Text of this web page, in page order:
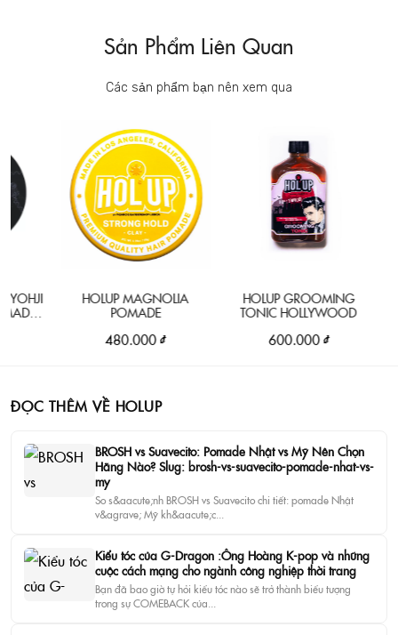
Sản Phẩm Liên Quan
Các sản phẩm bạn nên xem qua
HOLUP MAGNOLIA
POMADE
480.000 ₫
HOLUP GROOMING
TONIC HOLLYWOOD
600.000 ₫
ĐỌC THÊM VỀ HOLUP
BROSH vs Suavecito: Pomade Nhật vs Mỹ Nên Chọn
Hãng Nào? Slug: brosh-vs-suavecito-pomade-nhat-vs-
my
So s&aacute;nh BROSH vs Suavecito chi tiết: pomade Nhật
v&agrave; Mỹ kh&aacute;c...
Kiểu tóc của G-Dragon :Ông Hoàng K-pop và những
cuộc cách mạng cho ngành công nghiệp thời trang
Bạn đã bao giờ tự hỏi kiểu tóc nào sẽ trở thành biểu tượng
trong sự COMEBACK của...